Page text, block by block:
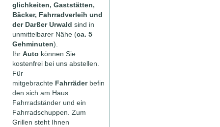
glichkeiten, Gaststätten,
Bäcker, Fahrradverleih und
der Darßer Urwald sind in
unmittelbarer Nähe (ca. 5
Gehminuten).
Ihr Auto können Sie
kostenfrei bei uns abstellen.
Für
mitgebrachte Fahrräderbefin
den sich am Haus
Fahrradständer und ein
Fahrradschuppen. Zum
Grillen steht Ihnen